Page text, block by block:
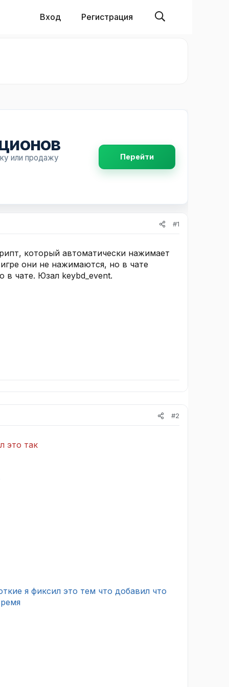
Вход Регистрация
или продажу Перейти
#1
который автоматически нажимает
они не нажимаются, но в чате
в чате. Юзал keybd_event.
#2
это так
я фиксил это тем что добавил что